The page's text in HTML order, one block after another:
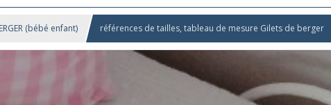
(bébé enfant) références de tailles, tableau de mesure Gilets de berger